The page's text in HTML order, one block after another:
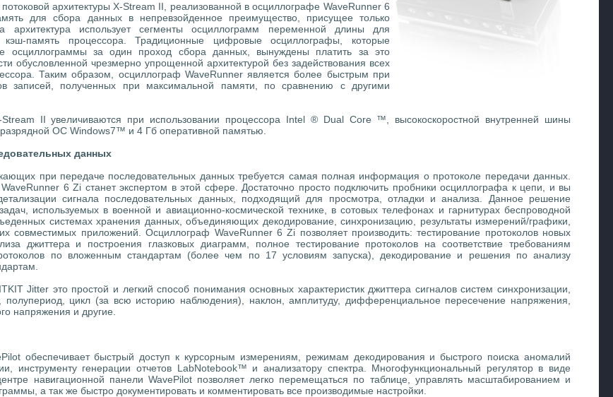
архитектуры X-Stream II, реализованной в осциллографе WaveRunner 6
для сбора данных в непревзойденное преимущество, присущее только
архитектура использует сегменты осциллограмм переменной длины для
память процессора. Традиционные цифровые осциллографы, которые
осциллограммы за один проход сбора данных, вынуждены платить за это
обусловленной чрезмерно упрощенной архитектурой без задействования всех
Таким образом, осциллограф WaveRunner является более быстрым при
записей, полученных при максимальной памяти, по сравнению с другими
Stream II увеличиваются при использовании процессора Intel ® Dual Core ™, высокоскоростной внутренней шины
ОС Windows7™ и 4 Гб оперативной памятью.
данных
при передаче последовательных данных требуется самая полная информация о протоколе передачи данных.
6 Zi станет экспертом в этой сфере. Достаточно просто подключить пробники осциллографа к цепи, и вы
сигнала последовательных данных, подходящий для просмотра, отладки и анализа. Данное решение
используемых в военной и авиационно-космической технике, в сотовых телефонах и гарнитурах беспроводной
системах хранения данных, объединяющих декодирование, синхронизацию, результаты измерений/графики,
совместимых приложений. Осциллограф WaveRunner 6 Zi позволяет производить: тестирование протоколов новых
джиттера и построения глазковых диаграмм, полное тестирование протоколов на соответствие требованиям
по вложенным стандартам (более чем по 17 условиям запуска), декодирование и решения по анализу
Jitter это простой и легкий способ понимания основных характеристик джиттера сигналов систем синхронизации,
полупериод, цикл (за всю историю наблюдения), наклон, амплитуду, дифференциальное пересечение напряжения,
напряжения и другие.
обеспечивает быстрый доступ к курсорным измерениям, режимам декодирования и быстрого поиска аномалий
инструменту генерации отчетов LabNotebook™ и анализатору спектра. Многофункциональный регулятор в виде
навигационной панели WavePilot позволяет легко перемещаться по таблице, управлять масштабированием и
а так же быстро документировать и комментировать все производимые настройки.